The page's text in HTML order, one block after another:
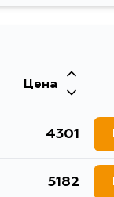
Цена
4301
5182